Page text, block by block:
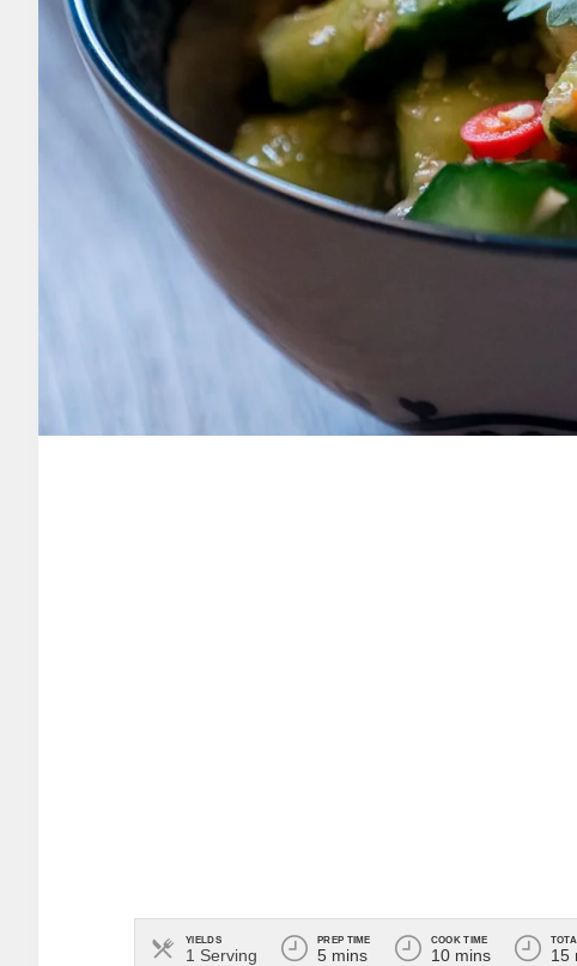
YIELDS
1 Serving
PREP TIME
5 mins
COOK TIME
10 mins 15